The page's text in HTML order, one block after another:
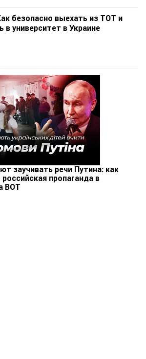
безопасно выехать из ТОТ и
в университет в Украине
заучивать речи Путина: как
пропаганда в
ВОТ